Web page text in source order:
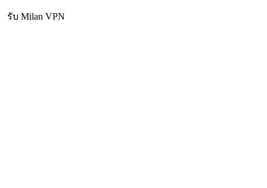
รับ Milan VPN